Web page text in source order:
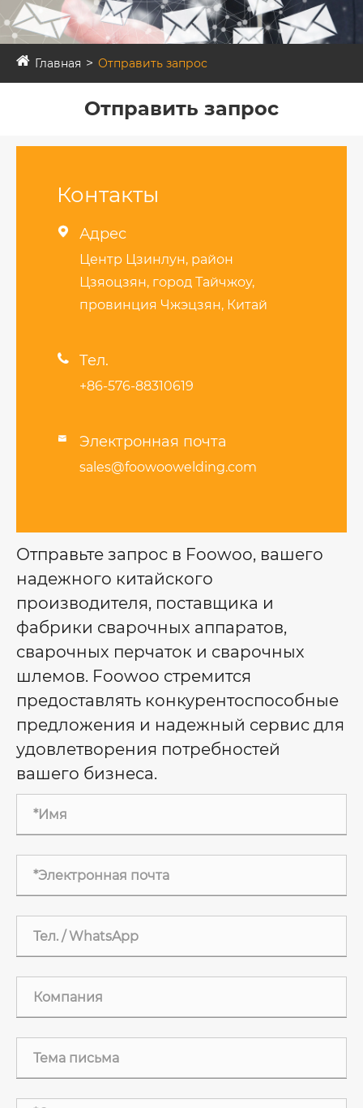
Главная Отправить запрос
Отправить запрос
Контакты
 Адрес
Центр Цзинлун, район
Цзяоцзян, город Тайчжоу,
провинция Чжэцзян, Китай
 Тел.
+86-576-88310619
 Электронная почта
sales@foowoowelding.com
Отправьте запрос в Foowoo, вашего
надежного китайского
производителя, поставщика и
фабрики сварочных аппаратов,
сварочных перчаток и сварочных
шлемов. Foowoo стремится
предоставлять конкурентоспособные
предложения и надежный сервис для
удовлетворения потребностей
вашего бизнеса.